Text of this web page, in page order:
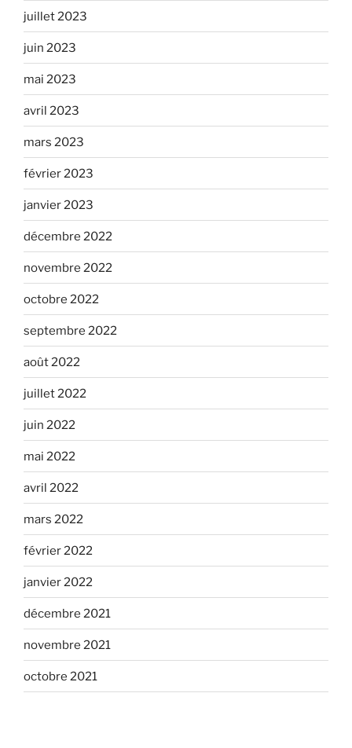
juillet 2023
juin 2023
mai 2023
avril 2023
mars 2023
février 2023
janvier 2023
décembre 2022
novembre 2022
octobre 2022
septembre 2022
août 2022
juillet 2022
juin 2022
mai 2022
avril 2022
mars 2022
février 2022
janvier 2022
décembre 2021
novembre 2021
octobre 2021